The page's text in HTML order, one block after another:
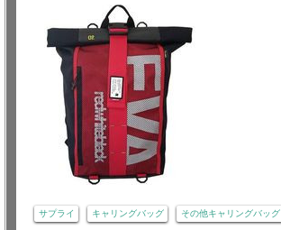
サプライ キャリングバッグ その他キャリングバッグ